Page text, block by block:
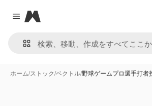
Close menu
Magnific
ホーム/ストック/ベクトル/野球ゲームプロ選手打